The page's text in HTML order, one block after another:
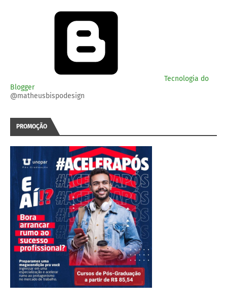
Tecnologia do
Blogger
@matheusbispodesign
PROMOÇÃO